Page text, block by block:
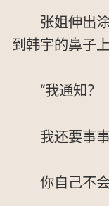
张姐伸出
到韩宇的鼻子上
“我通知？
我还要事
你自己不